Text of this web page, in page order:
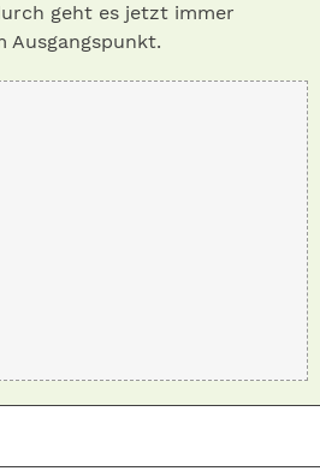
geht es jetzt immer
Ausgangspunkt.